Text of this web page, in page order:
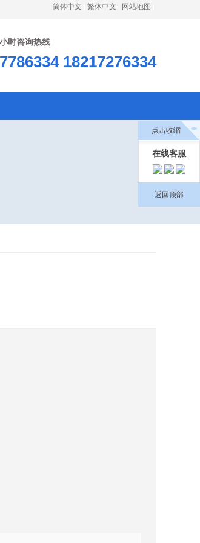
简体中文 繁体中文 网站地图
时咨询热线
18217276334
点击收缩
在线客服
返回顶部